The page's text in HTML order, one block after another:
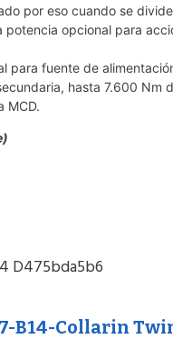
por eso cuando se
potencia opcional para
para fuente de
hasta 7.600 Nm
MCD.
B14-Collarin